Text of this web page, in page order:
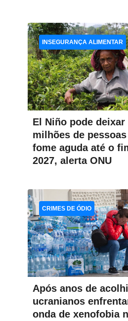
El Niño pode deixar
milhões de pessoas
fome aguda até o
2027, alerta ONU
INSEGURANÇA ALIMENTAR
Após anos de
ucranianos
onda de xenofobia
CRIMES DE ÓDIO